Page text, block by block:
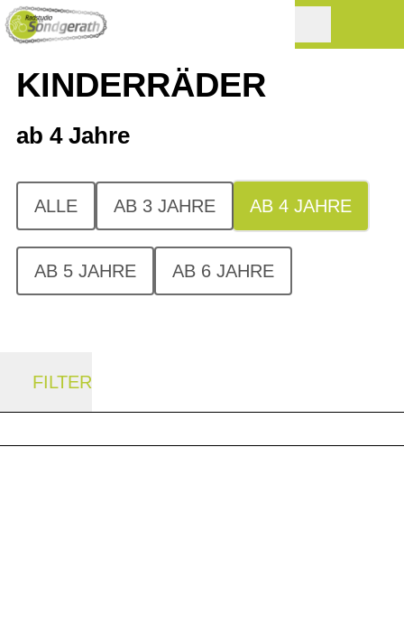
KINDERRÄDER
ab 4 Jahre
ALLE AB 3 JAHRE AB 4 JAHRE
AB 5 JAHRE AB 6 JAHRE
FILTER